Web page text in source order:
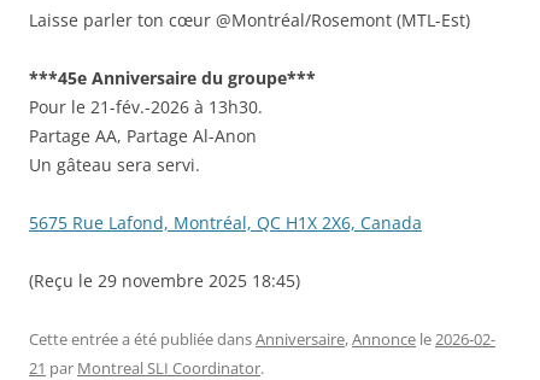
Laisse parler ton cœur @Montréal/Rosemont (MTL-Est)
***45e Anniversaire du groupe***
Pour le 21-fév.-2026 à 13h30.
Partage AA, Partage Al-Anon
Un gâteau sera servi.
5675 Rue Lafond, Montréal, QC H1X 2X6, Canada
(Reçu le 29 novembre 2025 18:45)
Cette entrée a été publiée dansAnniversaire,Annonce le2026-02-
21 par Montreal SLI Coordinator.